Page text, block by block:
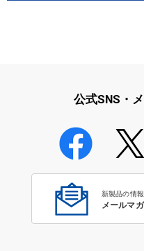
公式SNS・
新製品の情
メールマ